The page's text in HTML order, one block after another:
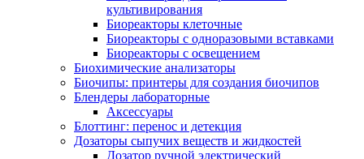
культивирования
Биореакторы клеточные
Биореакторы с одноразовыми вставками
Биореакторы с освещением
Биохимические анализаторы
Биочипы: принтеры для создания биочипов
Блендеры лабораторные
Аксессуары
Блоттинг: перенос и детекция
Дозаторы сыпучих веществ и жидкостей
Дозатор ручной электрический